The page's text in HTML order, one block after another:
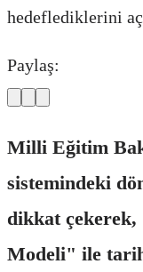
hedeflediklerini
Paylaş:
Milli Eğitim
sistemindeki
dikkat
Modeli" ile